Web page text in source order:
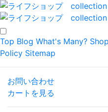
Top Blog What's Many? Shop
Policy Sitemap
お問い合わせ
カートを見る